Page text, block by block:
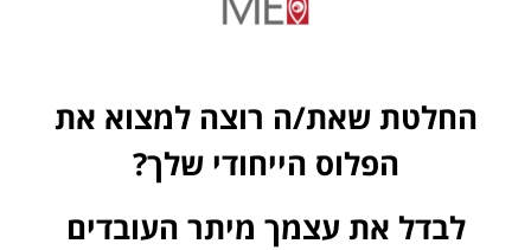
החלטת שאת/ה רוצהלמצוא את
הפלוס הייחודי שלך?
לבדל את עצמך מיתר העובדים